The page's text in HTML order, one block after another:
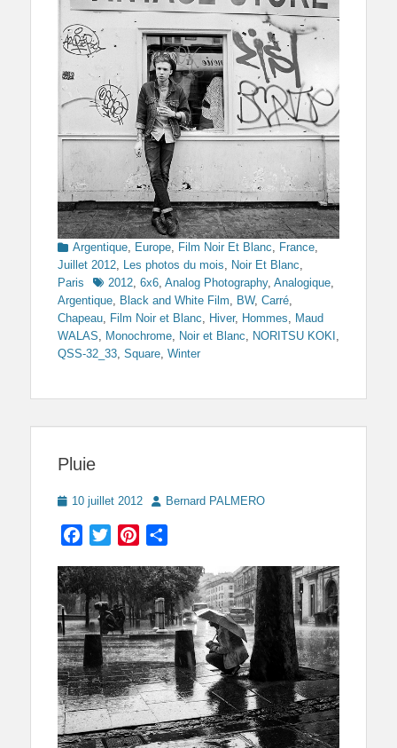
Categories
Argentique, Europe, Film Noir Et Blanc, France,
Juillet 2012, Les photos du mois, Noir Et Blanc,
Paris
Tags2012, 6x6, Analog Photography, Analogique,
Argentique, Black and White Film, BW, Carré,
Chapeau, Film Noir et Blanc, Hiver, Hommes, Maud
WALAS, Monochrome, Noir et Blanc, NORITSU KOKI ,
QSS-32_33, Square, Winter
Pluie
Posted
10 juillet 2012 AuthorBernard PALMERO
Facebook
TwitterPinterest